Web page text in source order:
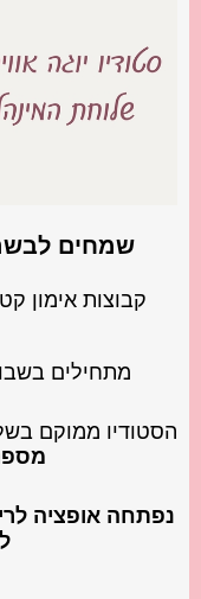
שמחים לבשר
קבוצות אימון
מתחילים בשבוע
הסטודיו ממוקם
נפתחה אופציה